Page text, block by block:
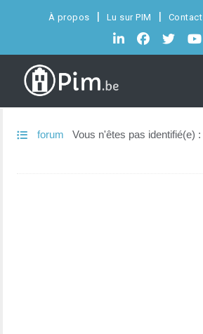
À propos Lu sur PIM Contact
forum Vous n'êtes pas identifié(e) :